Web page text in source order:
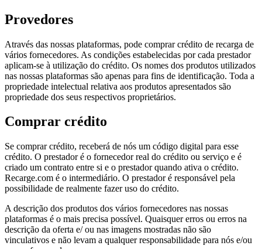
Provedores
Através das nossas plataformas, pode comprar crédito de recarga de
vários fornecedores. As condições estabelecidas por cada prestador
aplicam-se à utilização do crédito. Os nomes dos produtos utilizados
nas nossas plataformas são apenas para fins de identificação. Toda a
propriedade intelectual relativa aos produtos apresentados são
propriedade dos seus respectivos proprietários.
Comprar crédito
Se comprar crédito, receberá de nós um código digital para esse
crédito. O prestador é o fornecedor real do crédito ou serviço e é
criado um contrato entre si e o prestador quando ativa o crédito.
Recarge.com é o intermediário. O prestador é responsável pela
possibilidade de realmente fazer uso do crédito.
A descrição dos produtos dos vários fornecedores nas nossas
plataformas é o mais precisa possível. Quaisquer erros ou erros na
descrição da oferta e/ ou nas imagens mostradas não são
vinculativos e não levam a qualquer responsabilidade para nós e/ou